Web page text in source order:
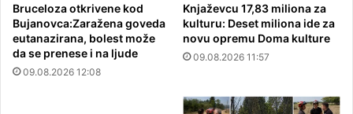
Bruceloza otkrivene kod
Bujanovca:Zaražena goveda
eutanazirana, bolest može
da se prenese i na ljude
09.08.2026 12:08
Knjaževcu 17,83 miliona za
kulturu: Deset miliona ide za
novu opremu Doma kulture
09.08.2026 11:57